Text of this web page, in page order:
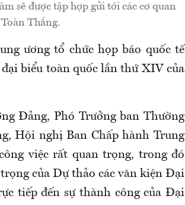
sẽ được tập hợp gửi tới các cơ quan
Thắng.
ương tổ chức họp báo quốc tế
biểu toàn quốc lần thứ XIV của
Đảng, Phó Trưởng ban Thường
Hội nghị Ban Chấp hành Trung
việc rất quan trọng, trong đó
của Dự thảo các văn kiện Đại
tiếp đến sự thành công của Đại